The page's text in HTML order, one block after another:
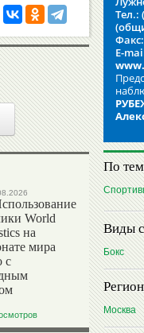
World
на
мира
с
Тел.:
Факс:
E-
По
Виды
Бокс
Москва